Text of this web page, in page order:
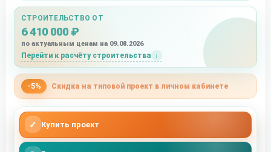
СТРОИТЕЛЬСТВО ОТ
6 410 000 ₽
по актуальным ценам на 09.08.2026
Перейти к расчёту строительства
-5% Скидка на типовой проект в личном кабинете
✓ Купить проект